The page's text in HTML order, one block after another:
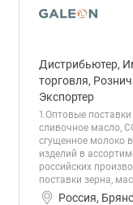
Дистрибьютер,
торговля,
Экспортер
1.Оптовые
сливочное масло,
сгущенное молоко
изделий в
российских
поставки зерна,
Россия,